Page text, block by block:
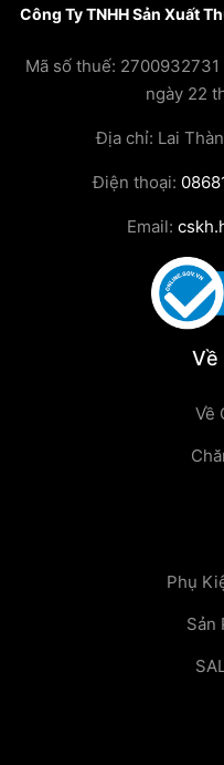
Công Ty TNHH Sản Xuất
Mã số thuế:
ngày 22
Địa chỉ: Lai
Điện thoại:
Email:
Về
Về
Phụ
Sản